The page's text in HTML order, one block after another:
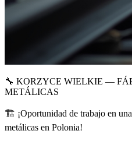
🔧 KORZYCE WIELKIE —
METÁLICAS
🏗 ¡Oportunidad de trabajo en
metálicas en Polonia!